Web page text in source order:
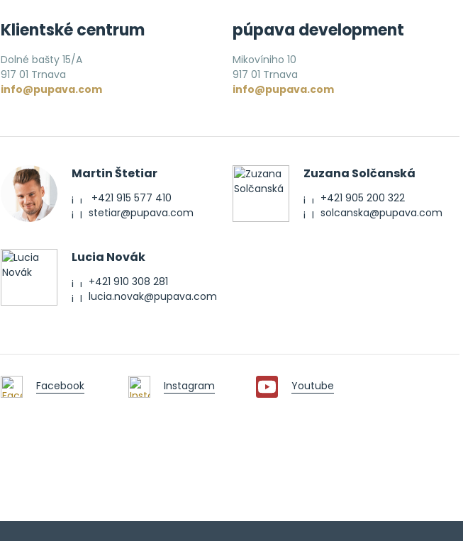
Klientské centrum
Dolné bašty 15/A
917 01 Trnava
info@pupava.com
púpava development
Mikovíniho 10
917 01 Trnava
info@pupava.com
Martin Štetiar
+421 915 577 410
stetiar@pupava.com
Zuzana Solčanská
+421 905 200 322
solcanska@pupava.com
Lucia Novák
+421 910 308 281
lucia.novak@pupava.com
Facebook Instagram Youtube